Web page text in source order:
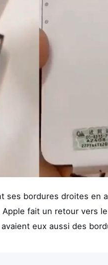
ses bordures droites en
Apple fait un retour vers
eux aussi des